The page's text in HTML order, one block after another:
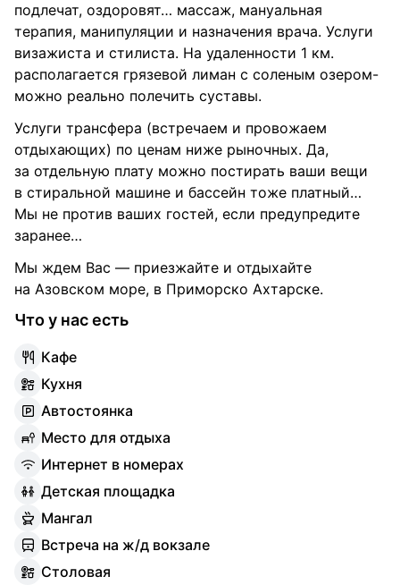
подлечат, оздоровят… массаж, мануальная
терапия, манипуляции и назначения врача. Услуги
визажиста и стилиста. На удаленности 1 км.
располагается грязевой лиман с соленым озером-
можно реально полечить суставы.
Услуги трансфера (встречаем и провожаем
отдыхающих) по ценам ниже рыночных. Да,
за отдельную плату можно постирать ваши вещи
в стиральной машине и бассейн тоже платный…
Мы не против ваших гостей, если предупредите
заранее…
Мы ждем Вас — приезжайте и отдыхайте
на Азовском море, в Приморско Ахтарске.
Что у нас есть
Кафе
Кухня
Автостоянка
Место для отдыха
Интернет в номерах
Детская площадка
Мангал
Встреча на ж/д вокзале
Столовая